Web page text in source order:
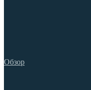
Обзор